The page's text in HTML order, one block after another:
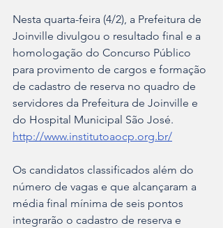
Nesta quarta-feira (4/2), a Prefeitura de
Joinville divulgou o resultado final e a
homologação do Concurso Público
para provimento de cargos e formação
de cadastro de reserva no quadro de
servidores da Prefeitura de Joinville e
do Hospital Municipal São José.
http://www.institutoaocp.org.br/
Os candidatos classificados além do
número de vagas e que alcançaram a
média final mínima de seis pontos
integrarão o cadastro de reserva e